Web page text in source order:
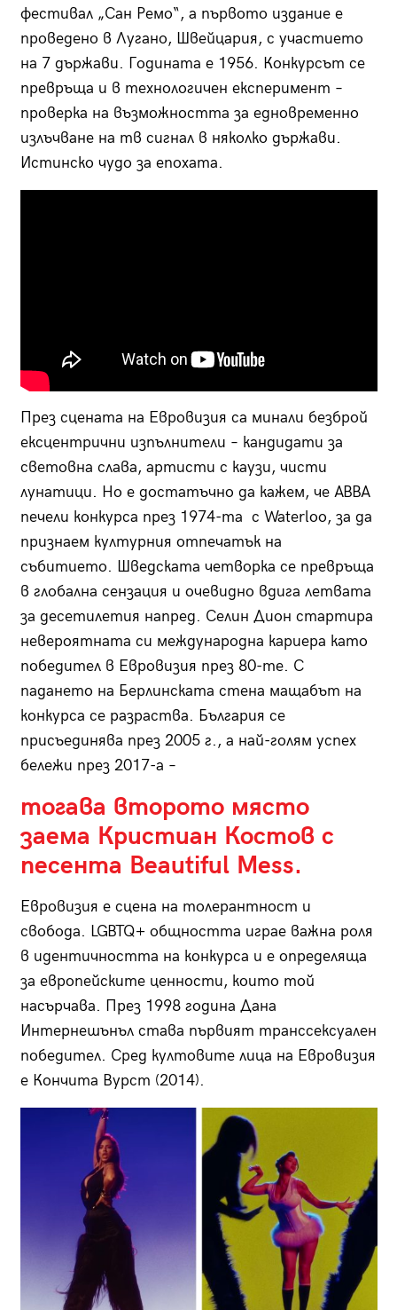
фестивал „Сан Ремо“, а първото издание е
проведено в Лугано, Швейцария, с участието
на 7 държави. Годината е 1956. Конкурсът се
превръща и в технологичен експеримент –
проверка на възможността за едновременно
излъчване на тв сигнал в няколко държави.
Истинско чудо за епохата.
През сцената на Евровизия са минали безброй
ексцентрични изпълнители – кандидати за
световна слава, артисти с каузи, чисти
лунатици. Но е достатъчно да кажем, че ABBA
печели конкурса през 1974-та с Waterloo, за да
признаем културния отпечатък на
събитието. Шведската четворка се превръща
в глобална сензация и очевидно вдига летвата
за десетилетия напред. Селин Дион стартира
невероятната си международна кариера като
победител в Евровизия през 80-те. С
падането на Берлинската стена мащабът на
конкурса се разраства. България се
присъединява през 2005 г., а най-голям успех
бележи през 2017-а –
тогава второто място
заема Кристиан Костов с
песента Beautiful Mess.
Евровизия е сцена на толерантност и
свобода. LGBTQ+ общността играе важна роля
в идентичността на конкурса и е определяща
за европейските ценности, които той
насърчава. През 1998 година Дана
Интернешънъл става първият транссексуален
победител. Сред култовите лица на Евровизия
е Кончита Вурст (2014).